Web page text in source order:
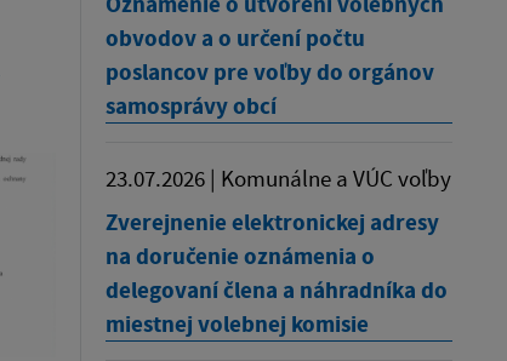
obvodov a o určení počtu
poslancov pre voľby do orgánov
samosprávy obcí
23.07.2026 | Komunálne a VÚC voľby
Zverejnenie elektronickej adresy
na doručenie oznámenia o
delegovaní člena a náhradníka do
miestnej volebnej komisie